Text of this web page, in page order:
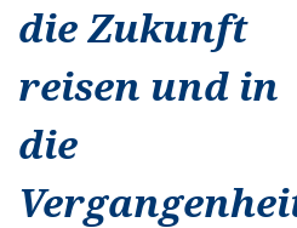
die Zukunft
reisen und in
die